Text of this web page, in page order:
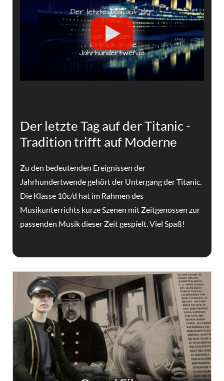
Der letzte Tag auf der Titanic -
Tradition trifft auf Moderne
Zu den bedeutenden Ereignissen der
Jahrhundertwende gehört der Untergang der Titanic.
Die Klasse 10c/d hat im Rahmen des
Musikunterrichts kurze Szenen mit Zeitgenossen zur
passenden Musik dieser Zeit gespielt. Viel Spaß!